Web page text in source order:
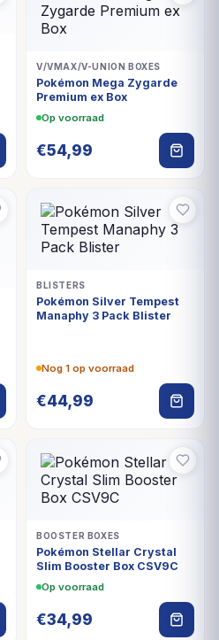
V/VMAX/V-UNION BOXES
Pokémon Mega Zygarde
Premium ex Box
Op voorraad
€54,99
BLISTERS
Pokémon Silver Tempest
Manaphy 3 Pack Blister
Nog 1 op voorraad
€44,99
BOOSTER BOXES
Pokémon Stellar Crystal
Slim Booster Box CSV9C
Op voorraad
€34,99